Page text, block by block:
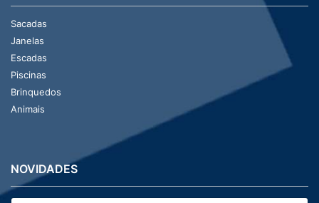
Sacadas
Janelas
Escadas
Piscinas
Brinquedos
Animais
NOVIDADES